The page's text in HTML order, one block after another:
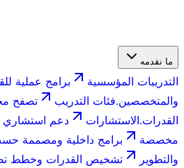
ما نقدمه
التدريبات المؤسسية
برامج عملية
والمتخصصين.فئات التدريب
تصفح
القدرات.الاستشارات دعم استشاري
مخصصة
برامج داخلية ومصممة
والتطوير
تشخيص القدرات وخطط